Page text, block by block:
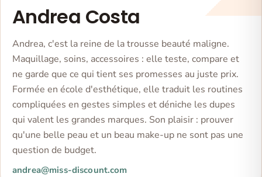
Andrea Costa
Andrea, c'est la reine de la trousse beauté maligne.
Maquillage, soins, accessoires : elle teste, compare et
ne garde que ce qui tient ses promesses au juste prix.
Formée en école d'esthétique, elle traduit les routines
compliquées en gestes simples et déniche les dupes
qui valent les grandes marques. Son plaisir : prouver
qu'une belle peau et un beau make-up ne sont pas une
question de budget.
andrea@miss-discount.com